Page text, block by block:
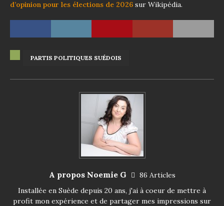
d’opinion pour les élections de 2026 sur Wikipédia.
PARTIS POLITIQUES SUÉDOIS
A propos Noemie G
86 Articles
Installée en Suède depuis 20 ans, j'ai à coeur de mettre à
profit mon expérience et de partager mes impressions sur